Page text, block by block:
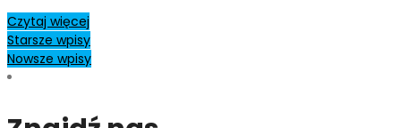
Czytaj więcej
Nawigacja
po
Starsze wpisy
Nowsze wpisy